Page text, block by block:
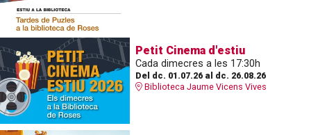
Petit Cinema d'estiu
Cada dimecres a les 17:30h
Del dc. 01.07.26al dc. 26.08.26
Biblioteca Jaume Vicens Vives